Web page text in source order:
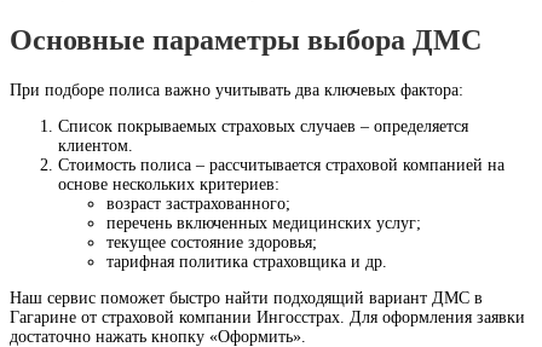
Основные параметры выбора ДМС
При подборе полиса важно учитывать два ключевых фактора:
Список покрываемых страховых случаев – определяется
клиентом.
Стоимость полиса – рассчитывается страховой компанией на
основе нескольких критериев:
возраст застрахованного;
перечень включенных медицинских услуг;
текущее состояние здоровья;
тарифная политика страховщика и др.
Наш сервис поможет быстро найти подходящий вариант ДМС в
Гагарине от страховой компании Ингосстрах. Для оформления заявки
достаточно нажать кнопку «Оформить».